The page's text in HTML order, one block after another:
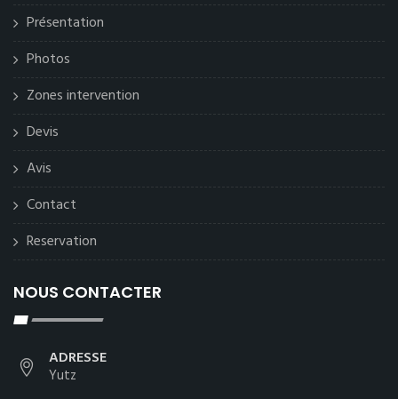
Présentation
Photos
Zones intervention
Devis
Avis
Contact
Reservation
NOUS CONTACTER
ADRESSE
Yutz